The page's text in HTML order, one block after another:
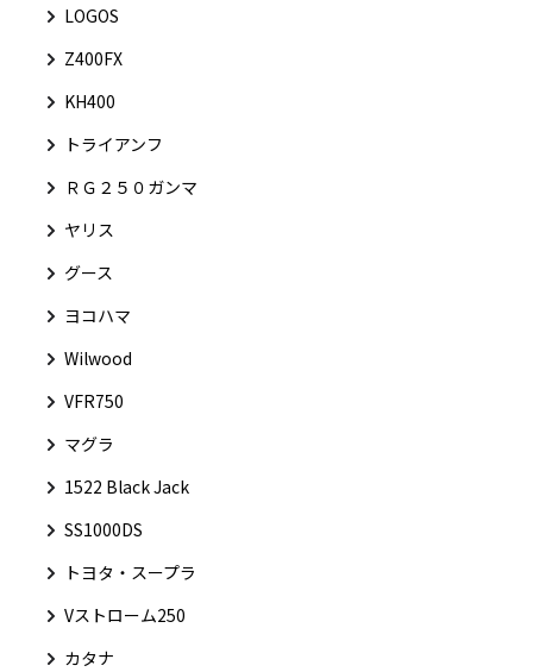
LOGOS
Z400FX
KH400
トライアンフ
ＲＧ２５０ガンマ
ヤリス
グース
ヨコハマ
Wilwood
VFR750
マグラ
1522 Black Jack
SS1000DS
トヨタ・スープラ
Vストローム250
カタナ